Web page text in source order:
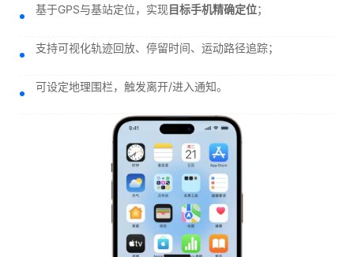
基于GPS与基站定位，实现目标手机精确定位；
支持可视化轨迹回放、停留时间、运动路径追踪；
可设定地理围栏，触发离开/进入通知。